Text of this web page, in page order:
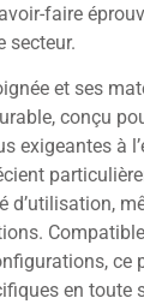
faire
secteur.
et ses
conçu
exigeantes à
d’utilisation,
ce
en toute